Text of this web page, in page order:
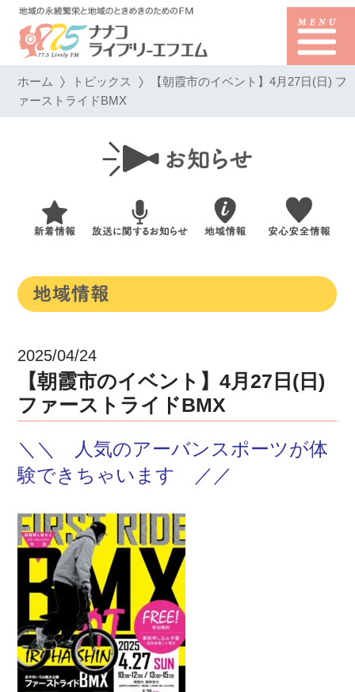
ホーム トピックス 【朝霞市のイベント】4月27日(日) フ
ァーストライドBMX
2025/04/24
【朝霞市のイベント】4月27日(日)
ファーストライドBMX
＼＼ 人気のアーバンスポーツが体
験できちゃいます ／／